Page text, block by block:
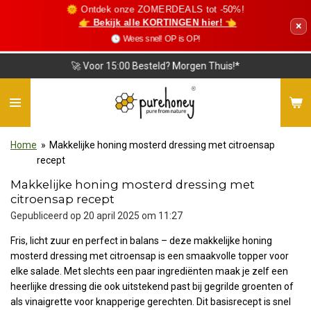
🌞 Ontdek onze ZOMERDEALS tot -50%!
👉 Bekijk alle KORTINGEN hier! 👈
🕓 Wees snel! OP is OP!
×
❤️ Vriendelijke Klantenservice
Home » Makkelijke honing mosterd dressing met citroensap
recept
Makkelijke honing mosterd dressing met
citroensap recept
Gepubliceerd op 20 april 2025 om 11:27
Fris, licht zuur en perfect in balans – deze makkelijke honing
mosterd dressing met citroensap is een smaakvolle topper voor
elke salade. Met slechts een paar ingrediënten maak je zelf een
heerlijke dressing die ook uitstekend past bij gegrilde groenten of
als vinaigrette voor knapperige gerechten. Dit basisrecept is snel